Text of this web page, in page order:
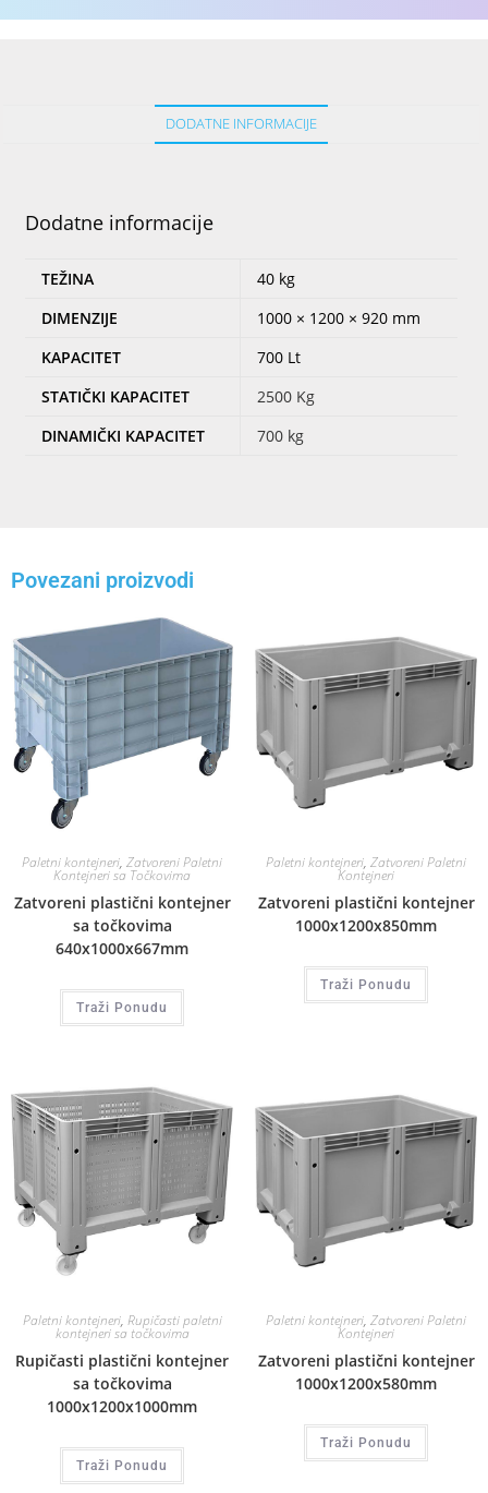
DODATNE INFORMACIJE
Dodatne informacije
TEŽINA
40 kg
DIMENZIJE
1000 × 1200 × 920 mm
KAPACITET
700 Lt
STATIČKI KAPACITET
2500 Kg
DINAMIČKI KAPACITET
700 kg
Povezani proizvodi
Paletni kontejneri, Zatvoreni Paletni
Kontejneri sa Točkovima
Zatvoreni plastični kontejner
sa točkovima
640x1000x667mm
Traži Ponudu
Paletni kontejneri, Zatvoreni Paletni
Kontejneri
Zatvoreni plastični kontejner
1000x1200x850mm
Traži Ponudu
Paletni kontejneri, Rupičasti paletni
kontejneri sa točkovima
Rupičasti plastični kontejner
sa točkovima
1000x1200x1000mm
Traži Ponudu
Paletni kontejneri, Zatvoreni Paletni
Kontejneri
Zatvoreni plastični kontejner
1000x1200x580mm
Traži Ponudu